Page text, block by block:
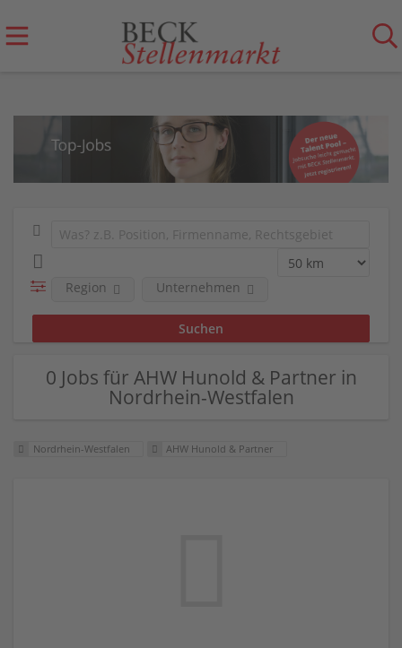
Region Unternehmen
0 Jobs für AHW Hunold & Partner in
Nordrhein-Westfalen
Nordrhein-Westfalen AHW Hunold & Partner